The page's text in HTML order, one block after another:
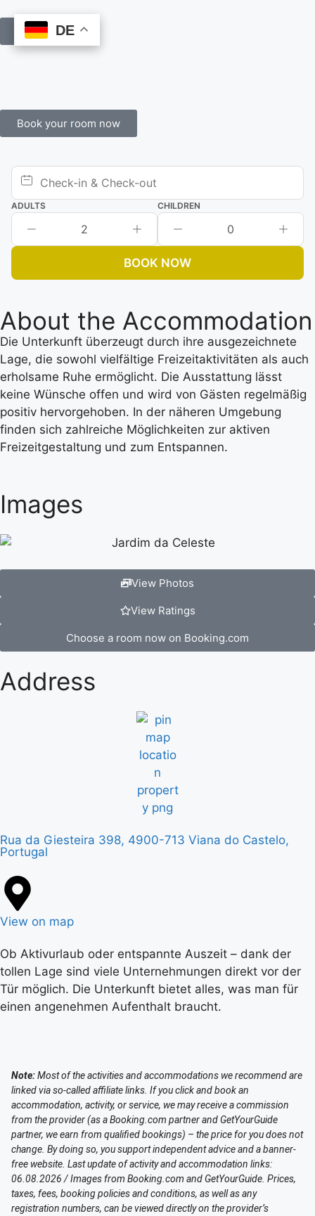
Book Online
Book your room now
ADULTS
2
CHILDREN
0
BOOK NOW
About the Accommodation
Die Unterkunft überzeugt durch ihre ausgezeichnete
Lage, die sowohl vielfältige Freizeitaktivitäten als auch
erholsame Ruhe ermöglicht. Die Ausstattung lässt
keine Wünsche offen und wird von Gästen regelmäßig
positiv hervorgehoben. In der näheren Umgebung
finden sich zahlreiche Möglichkeiten zur aktiven
Freizeitgestaltung und zum Entspannen.
Images
View Photos
View Ratings
Choose a room now on Booking.com
Address
Rua da Giesteira 398, 4900-713 Viana do Castelo,
Portugal
View on map
Ob Aktivurlaub oder entspannte Auszeit – dank der
tollen Lage sind viele Unternehmungen direkt vor der
Tür möglich. Die Unterkunft bietet alles, was man für
einen angenehmen Aufenthalt braucht.
Note:Most of the activities and accommodations we recommend are
linked via so-called affiliate links. If you click and book an
accommodation, activity, or service, we may receive a commission
from the provider (as a Booking.com partner and GetYourGuide
partner, we earn from qualified bookings) – the price for you does not
change. By doing so, you support independent advice and a banner-
free website. Last update of activity and accommodation links:
06.08.2026 / Images from Booking.com and GetYourGuide. Prices,
taxes, fees, booking policies and conditions, as well as any
registration numbers, can be viewed directly on the provider’s
DE
DE